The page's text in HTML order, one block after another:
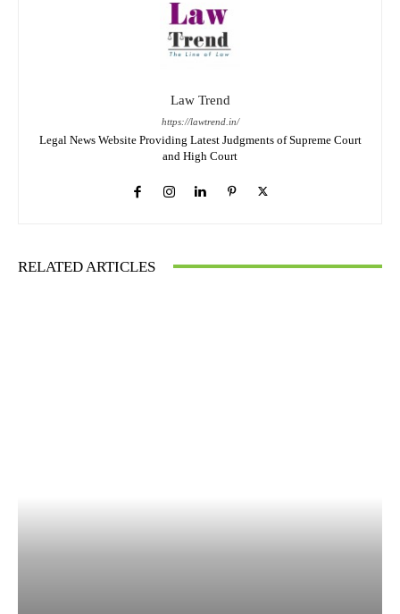
Law Trend
https://lawtrend.in/
Legal News Website Providing Latest Judgments of Supreme Court
and High Court
RELATED ARTICLES